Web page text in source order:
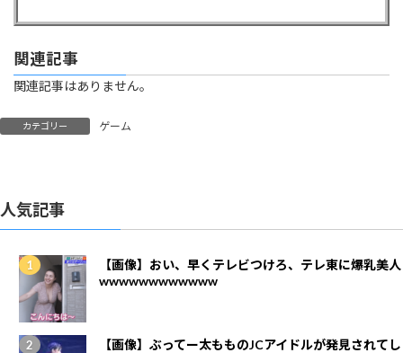
関連記事
関連記事はありません。
カテゴリー ゲーム
人気記事
【画像】おい、早くテレビつけろ、テレ東に爆乳美人
wwwwwwwwwwww
【画像】ぶってー太もものJCアイドルが発見されてし